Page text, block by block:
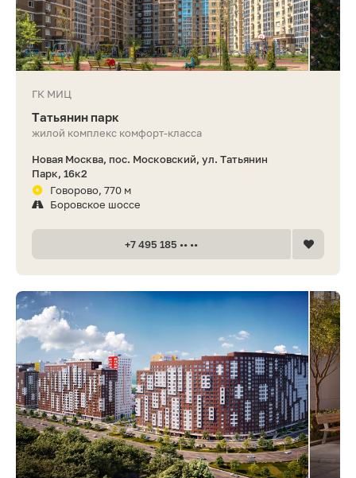
ГК МИЦ
Татьянин парк
жилой комплекс комфорт-класса
Новая Москва, пос. Московский, ул. Татьянин
Парк, 16к2
Говорово, 770 м
Боровское шоссе
+7 495 185 •• ••